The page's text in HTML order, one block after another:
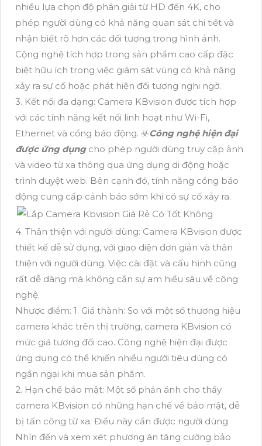
nhiều lựa chọn độ phân giải từ HD đến 4K, cho
phép người dùng có khả năng quan sát chi tiết và
nhận biết rõ hơn các đối tượng trong hình ảnh.
Cộng nghệ tích hợp trong sản phẩm cao cấp đặc
biệt hữu ích trong việc giám sát vùng có khả năng
xảy ra sự cố hoặc phát hiện đối tượng nghi ngờ.
3. Kết nối đa dạng: Camera KBvision được tích hợp
với các tính năng kết nối linh hoạt như Wi-Fi,
Ethernet và cổng báo động. ☣️Công nghệ hiện đại
được ứng dụngcho phép người dùng truy cập ảnh
và video từ xa thông qua ứng dụng di động hoặc
trình duyệt web. Bên cạnh đó, tính năng cổng báo
động cung cấp cảnh báo sớm khi có sự cố xảy ra.
4. Thân thiện với người dùng: Camera KBvision được
thiết kế dễ sử dụng, với giao diện đơn giản và thân
thiện với người dùng. Việc cài đặt và cấu hình cũng
rất dễ dàng mà không cần sự am hiểu sâu về công
nghệ.
Nhược điểm: 1. Giá thành: So với một số thương hiệu
camera khác trên thị trường, camera KBvision có
mức giá tương đối cao. Công nghệ hiện đại được
ứng dụng có thể khiến nhiều người tiêu dùng có
ngần ngại khi mua sản phẩm.
2. Hạn chế bảo mật: Một số phản ánh cho thấy
camera KBvision có những hạn chế về bảo mật, dễ
bị tấn công từ xa. Điều này cần được người dùng
Nhìn đến và xem xét phương án tăng cường bảo